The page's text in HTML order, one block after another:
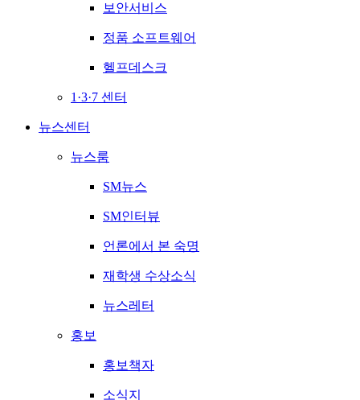
보안서비스
정품 소프트웨어
헬프데스크
1·3·7 센터
뉴스센터
뉴스룸
SM뉴스
SM인터뷰
언론에서 본 숙명
재학생 수상소식
뉴스레터
홍보
홍보책자
소식지